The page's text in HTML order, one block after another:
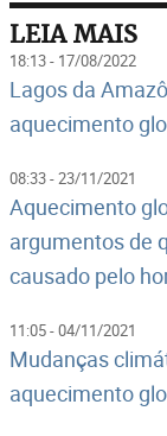
LEIA MAIS
18:13 - 17/08/2022
Lagos da
aquecimento
08:33 - 23/11/2021
Aquecimento
argumentos de
causado pelo
11:05 - 04/11/2021
Mudanças
aquecimento